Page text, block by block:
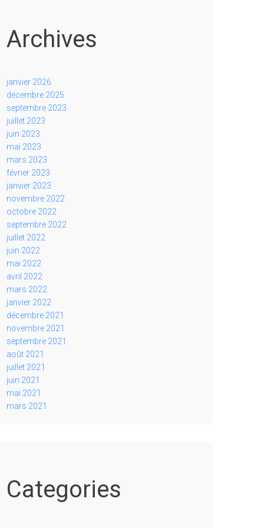
Archives
janvier 2026
décembre 2025
septembre 2023
juillet 2023
juin 2023
mai 2023
mars 2023
février 2023
janvier 2023
novembre 2022
octobre 2022
septembre 2022
juillet 2022
juin 2022
mai 2022
avril 2022
mars 2022
janvier 2022
décembre 2021
novembre 2021
septembre 2021
août 2021
juillet 2021
juin 2021
mai 2021
mars 2021
Categories